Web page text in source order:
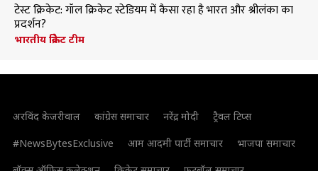
टेस्ट क्रिकेट: गॉल क्रिकेट स्टेडियम में कैसा रहा है भारत और श्रीलंका का
प्रदर्शन?
भारतीय क्रिकेट टीम
अरविंद केजरीवाल कांग्रेस समाचार नरेंद्र मोदी
ट्रैवल टिप्स
#NewsBytesExclusive
आम आदमी पार्टी समाचार
भाजपा समाचार